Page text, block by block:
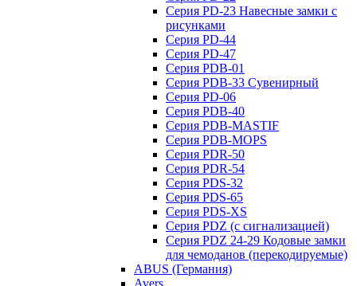
Серия PD-23 Навесные замки с
рисунками
Серия PD-44
Серия PD-47
Серия PDB-01
Серия PDB-33 Сувенирный
Серия PD-06
Серия PDB-40
Серия PDB-MASTIF
Серия PDB-MOPS
Серия PDR-50
Серия PDR-54
Серия PDS-32
Серия PDS-65
Серия PDS-XS
Серия PDZ (с сигнализацией)
Серия PDZ 24-29 Кодовые замки
для чемоданов (перекодируемые)
ABUS (Германия)
Avers